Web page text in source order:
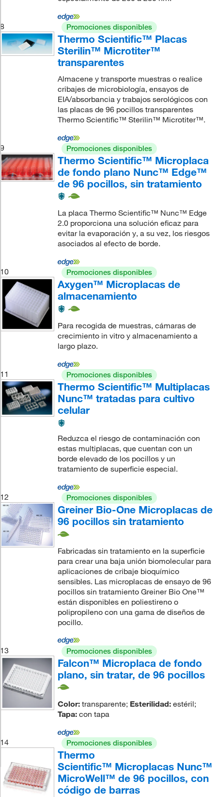
8 Promociones disponibles
Thermo Scientific™ Placas
Sterilin™ Microtiter™
transparentes
Almacene y transporte muestras o realice
cribajes de microbiología, ensayos de
EIA/absorbancia y trabajos serológicos con
las placas de 96 pocillos transparentes
Thermo Scientific™ Sterilin™ Microtiter™.
9 Promociones disponibles
Thermo Scientific™ Microplaca
de fondo plano Nunc™ Edge™
de 96 pocillos, sin tratamiento
La placa Thermo Scientific™ Nunc™ Edge
2.0 proporciona una solución eficaz para
evitar la evaporación y, a su vez, los riesgos
asociados al efecto de borde.
10 Promociones disponibles
Axygen™ Microplacas de
almacenamiento
Para recogida de muestras, cámaras de
crecimiento in vitro y almacenamiento a
largo plazo.
11 Promociones disponibles
Thermo Scientific™ Multiplacas
Nunc™ tratadas para cultivo
celular
Reduzca el riesgo de contaminación con
estas multiplacas, que cuentan con un
borde elevado de los pocillos y un
tratamiento de superficie especial.
12 Promociones disponibles
Greiner Bio-One Microplacas de
96 pocillos sin tratamiento
Fabricadas sin tratamiento en la superficie
para crear una baja unión biomolecular para
aplicaciones de cribaje bioquímico
sensibles. Las microplacas de ensayo de 96
pocillos sin tratamiento Greiner Bio One™
están disponibles en poliestireno o
polipropileno con una gama de diseños de
pocillo.
13 Promociones disponibles
Falcon™ Microplaca de fondo
plano, sin tratar, de 96 pocillos
Color:transparente; Esterilidad: estéril;
Tapa: con tapa
14 Promociones disponibles
Thermo
Scientific™ Microplacas Nunc™
MicroWell™ de 96 pocillos, con
código de barras